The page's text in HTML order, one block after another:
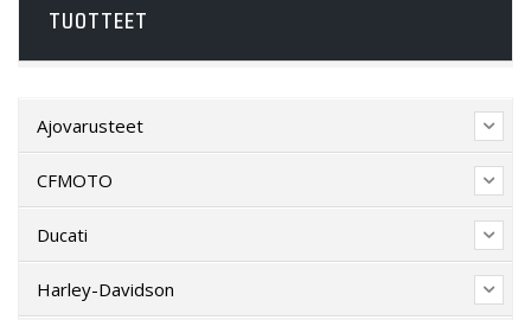
TUOTTEET
Ajovarusteet
CFMOTO
Ducati
Harley-Davidson